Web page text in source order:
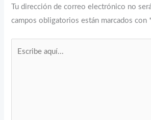
Tu dirección de correo electrónico no
campos obligatorios están marcados con